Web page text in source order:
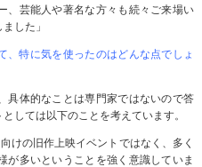
、芸能人や著名な方々も続々ご来場い
した」
特に気を使ったのはどんな点でしょ
具体的なことは専門家ではないので答
しては以下のことを考えています。
けの旧作上映イベントではなく、多く
が多いということを強く意識していま